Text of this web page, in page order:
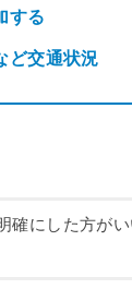
する
ど交通状況
確にした方がい